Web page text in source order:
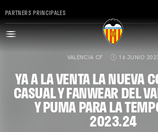
PARTNERS PRINCIPALES
VALENCIA CF 16 JUNIO
YA A LA VENTA LA NUEVA
CASUAL Y FANWEAR DEL
Y PUMA PARA LA
2023.24